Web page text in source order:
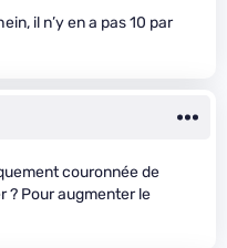
il n’y en a pas 10 par
couronnée de
? Pour augmenter le